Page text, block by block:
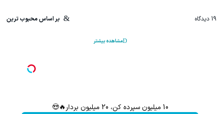
19 دیدگاه بر اساس محبوب ترین
مشاهده بیشتر
10 میلیون سپرده کن، 20 میلیون بردار🔥😍